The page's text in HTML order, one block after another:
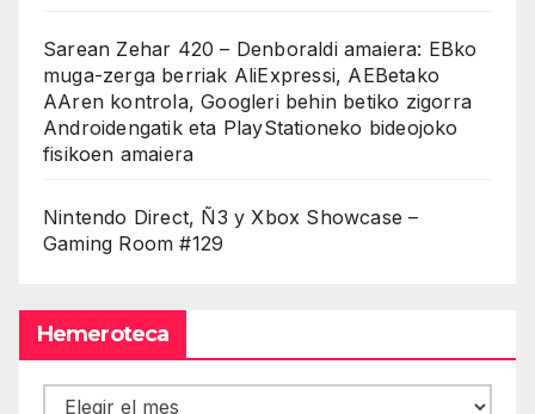
Sarean Zehar 420 – Denboraldi amaiera: EBko
muga-zerga berriak AliExpressi, AEBetako
AAren kontrola, Googleri behin betiko zigorra
Androidengatik eta PlayStationeko bideojoko
fisikoen amaiera
Nintendo Direct, Ñ3 y Xbox Showcase –
Gaming Room #129
Hemeroteca
Hemeroteca